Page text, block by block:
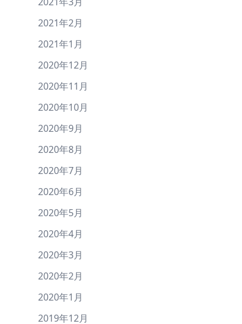
2021年2月
2021年1月
2020年12月
2020年11月
2020年10月
2020年9月
2020年8月
2020年7月
2020年6月
2020年5月
2020年4月
2020年3月
2020年2月
2020年1月
2019年12月